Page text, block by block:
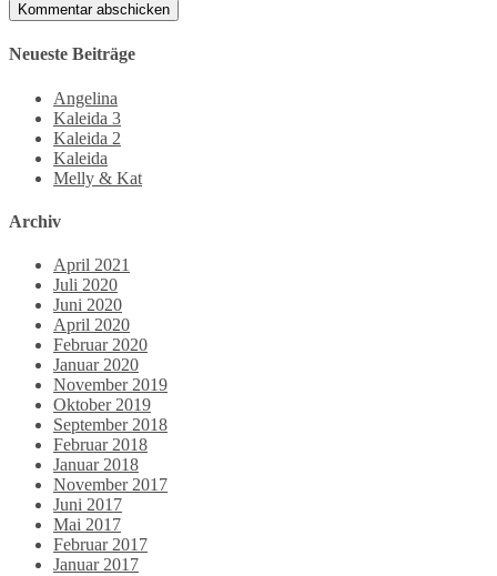
Neueste Beiträge
Angelina
Kaleida 3
Kaleida 2
Kaleida
Melly & Kat
Archiv
April 2021
Juli 2020
Juni 2020
April 2020
Februar 2020
Januar 2020
November 2019
Oktober 2019
September 2018
Februar 2018
Januar 2018
November 2017
Juni 2017
Mai 2017
Februar 2017
Januar 2017